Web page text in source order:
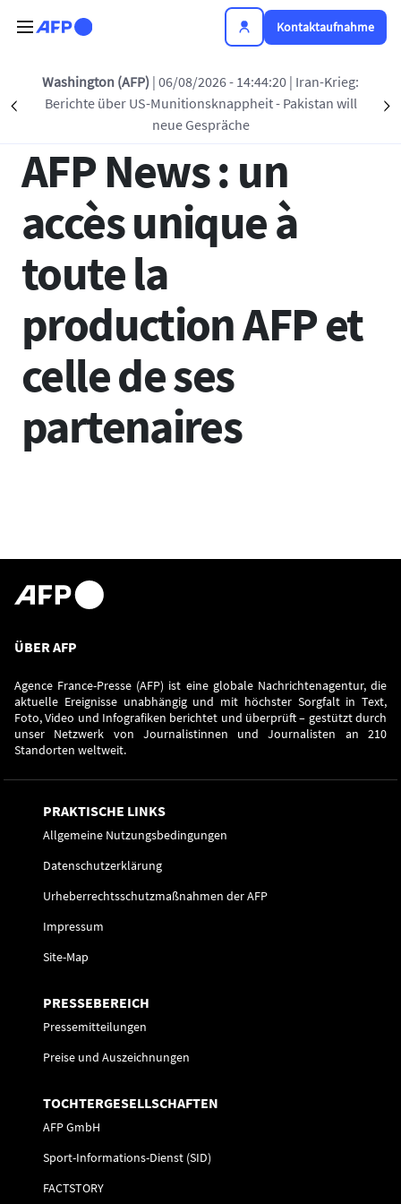
Kontaktaufnahme
Précédent
Washington (AFP) | 06/08/2026 - 14:44:20 | Iran-Krieg:
Berichte über US-Munitionsknappheit - Pakistan will
neue Gespräche
Zurück zur Liste
AFP News : un
accès unique à
toute la
production AFP et
celle de ses
partenaires
ÜBER AFP
Agence France-Presse (AFP) ist eine globale Nachrichtenagentur, die
aktuelle Ereignisse unabhängig und mit höchster Sorgfalt in Text,
Foto, Video und Infografiken berichtet und überprüft – gestützt durch
unser Netzwerk von Journalistinnen und Journalisten an 210
Standorten weltweit.
PRAKTISCHE LINKS
Allgemeine Nutzungsbedingungen
Datenschutzerklärung
Urheberrechtsschutzmaßnahmen der AFP
Impressum
Site-Map
PRESSEBEREICH
Pressemitteilungen
Preise und Auszeichnungen
TOCHTERGESELLSCHAFTEN
AFP GmbH
Sport-Informations-Dienst (SID)
FACTSTORY